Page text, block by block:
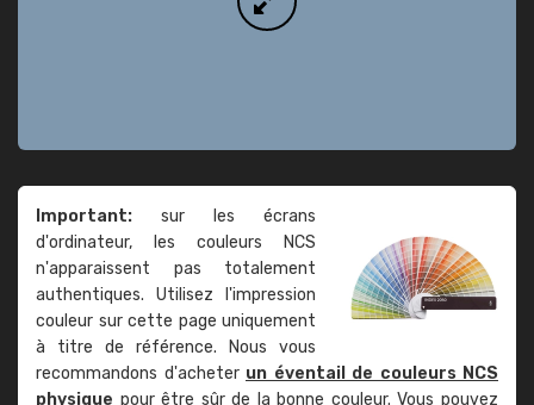
Important: sur les écrans
d'ordinateur, les couleurs NCS
n'apparaissent pas totalement
authentiques. Utilisez l'impression
couleur sur cette page uniquement
à titre de référence. Nous vous
recommandons d'acheter un éventail de couleurs NCS
physique pour être sûr de la bonne couleur. Vous pouvez